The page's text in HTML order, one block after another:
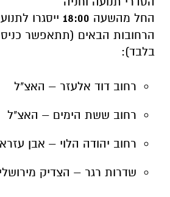
החל מהשעה 18:00 ייסגרו
הרחובות הבאים (תתאפשר
בלבד):
רחוב דוד אלעזר – האצ"ל
רחוב ששת הימים – האצ"ל
רחוב יהודה הלוי – אבן עזרא
שדרות רגר – הצדיק